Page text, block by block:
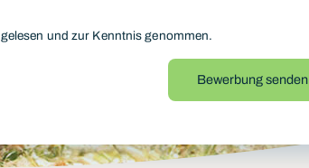
gelesen und zur Kenntnis genommen.
Bewerbung senden